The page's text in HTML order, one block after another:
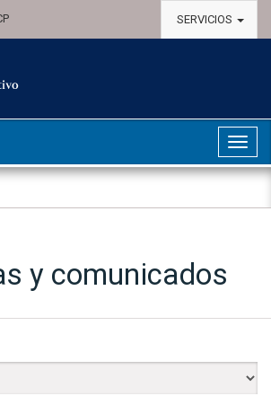
SERVICIOS
y comunicados